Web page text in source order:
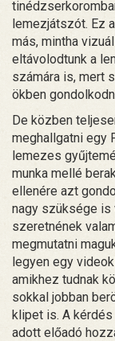
lemezjátszót. Ez
más, mintha
eltávolodtunk a
számára is, mert
ökben
De közben
meghallgatni egy
lemezes
munka mellé
ellenére azt
nagy szüksége is
szeretnének
megmutatni
legyen egy
amikhez tudnak
sokkal jobban
klipet is. A
adott előadó